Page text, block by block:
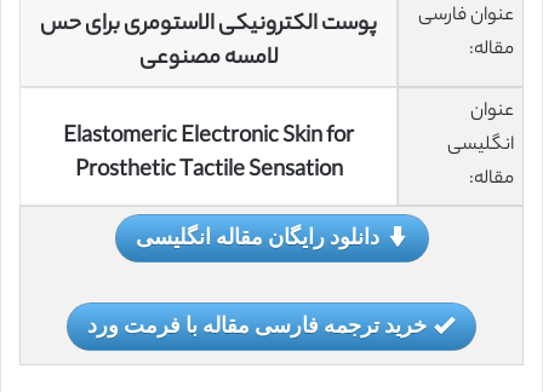
عنوان فارسی
مقاله:
پوست الکترونیکی الاستومری برای حس
لامسه مصنوعی
عنوان
انگلیسی
مقاله:
Elastomeric Electronic Skin for
Prosthetic Tactile Sensation
دانلود رایگان مقاله انگلیسی
خرید ترجمه فارسی مقاله با فرمت ورد